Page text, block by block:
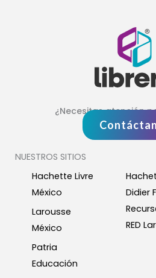
¿Necesitas atención
NUESTROS SITIOS
Hachette Livre
México
Larousse
México
Patria
Educación
Didier
RED